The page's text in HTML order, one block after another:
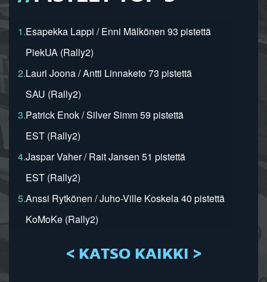
1.Esapekka Lappi / Enni Mälkönen 93 pistettä
PiekUA (Rally2)
2.Lauri Joona / Antti Linnaketo 73 pistettä
SAU (Rally2)
3.Patrick Enok / Silver Simm 59 pistettä
EST (Rally2)
4.Jaspar Vaher / Rait Jansen 51 pistettä
EST (Rally2)
5.Anssi Rytkönen / Juho-Ville Koskela 40 pistettä
KoMoKe (Rally2)
< KATSO KAIKKI >